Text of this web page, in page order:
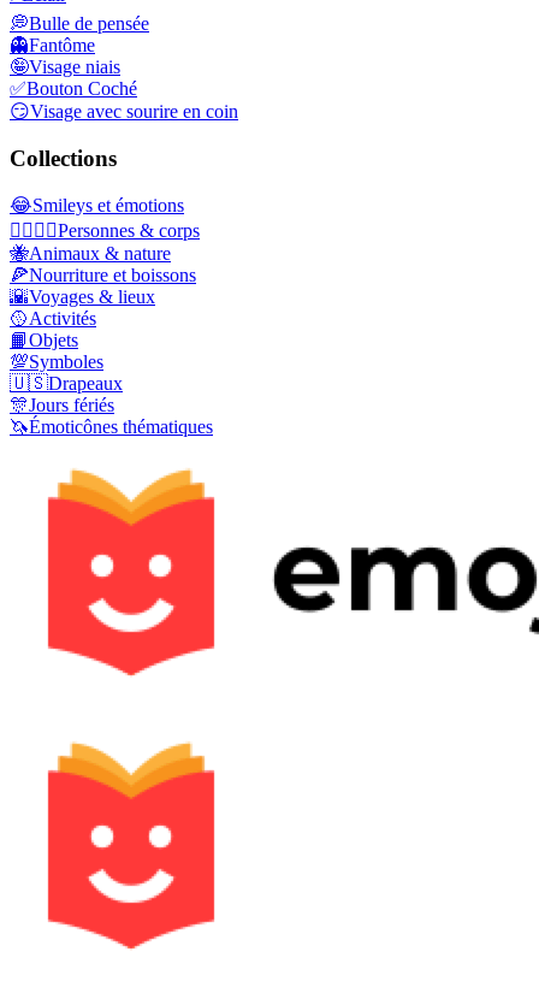
💭Bulle de pensée
👻Fantôme
🤪Visage niais
✅Bouton Coché
😏Visage avec sourire en coin
Collections
😂Smileys et émotions
👩‍❤️‍💋‍👨Personnes & corps
🐝Animaux & nature
🍕Nourriture et boissons
🌇Voyages & lieux
🥎Activités
📙Objets
💯Symboles
🇺🇸Drapeaux
🎊Jours fériés
🦄Émoticônes thématiques